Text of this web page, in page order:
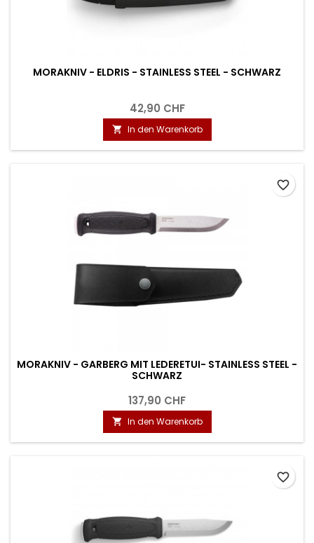
MORAKNIV - ELDRIS - STAINLESS STEEL - SCHWARZ
42,90 CHF
 In den Warenkorb
MORAKNIV - GARBERG MIT LEDERETUI- STAINLESS STEEL -
SCHWARZ
137,90 CHF
 In den Warenkorb
favorite_border
favorite_border